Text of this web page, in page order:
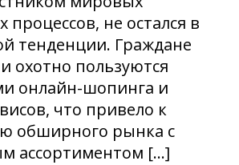
процессов, не остался в
тенденции. Граждане
охотно пользуются
онлайн-шопинга и
что привело к
обширного рынка с
ассортиментом […]